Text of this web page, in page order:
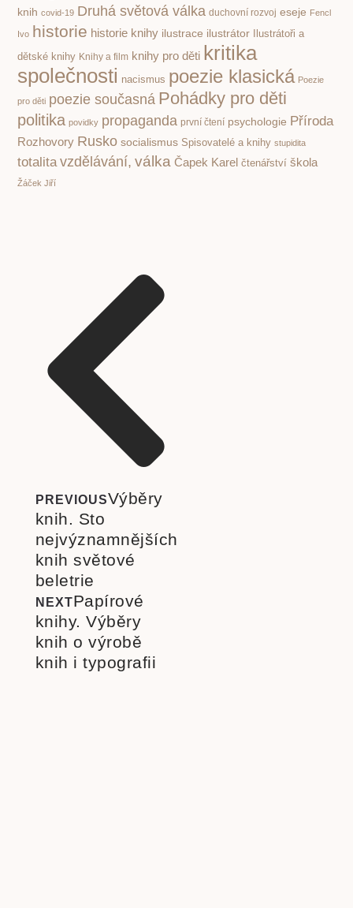
knih covid-19 Druhá světová válka duchovní rozvoj eseje Fencl
Ivo historie historie knihy ilustrace ilustrátor
Ilustrátoři a
dětské knihy Knihy a film knihy pro děti kritika
společnosti nacismus poezie klasická Poezie
pro děti poezie současná Pohádky pro děti
politika povidky propaganda první čtení psychologie Příroda
Rozhovory Rusko socialismus Spisovatelé a knihy stupidita
totalita vzdělávání, válka Čapek Karel čtenářství škola
Žáček Jiří
PREVIOUSVýběry
knih. Sto
nejvýznamnějších
knih světové
beletrie
NEXTPapírové
knihy. Výběry
knih o výrobě
knih i typografii